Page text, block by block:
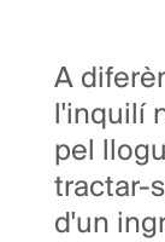
A
l'inquilí
pel
tractar-
d'un